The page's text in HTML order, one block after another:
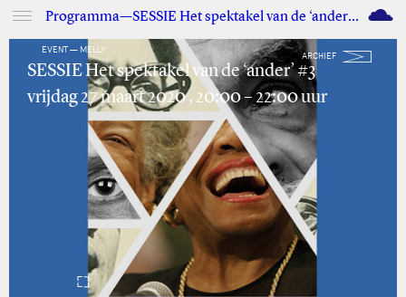
Programma—SESSIE Het spektakel van de ‘ander’ #3 M
EVENT — MELLY
ARCHIEF
SESSIE Het spektakel van de ‘ander’ #3
vrijdag 27 maart 2020 , 20:00 – 22:00 uur